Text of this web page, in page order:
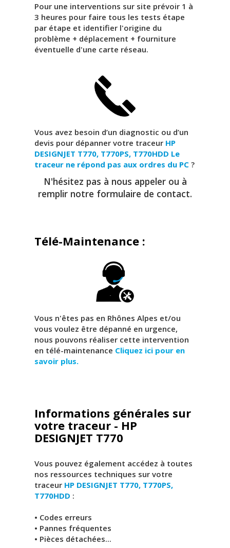
Pour une interventions sur site prévoir 1 à
3 heures pour faire tous les tests étape
par étape et identifier l'origine du
problème + déplacement + fourniture
éventuelle d'une carte réseau.
Vous avez besoin d’un diagnostic ou d’un
devis pour dépanner votre traceur HP
DESIGNJET T770, T770PS, T770HDD Le
traceur ne répond pas aux ordres du PC ?
N'hésitez pas à nous appeler ou à
remplir notre formulaire de contact.
Télé-Maintenance :
Vous n'êtes pas en Rhônes Alpes et/ou
vous voulez être dépanné en urgence,
nous pouvons réaliser cette intervention
en télé-maintenance Cliquez ici pour en
savoir plus.
Informations générales sur
votre traceur - HP
DESIGNJET T770
Vous pouvez également accédez à toutes
nos ressources techniques sur votre
traceur HP DESIGNJET T770, T770PS,
T770HDD :
• Codes erreurs
• Pannes fréquentes
• Pièces détachées...